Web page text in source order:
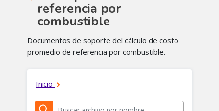
referencia por
combustible
Documentos de soporte del cálculo de costo
promedio de referencia por combustible.​​​